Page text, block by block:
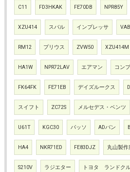
C11 FD3HKAK FE70DB NPR85Y
XZU414 スバル インプレッサ VAB
RM12 プリウス ZVW50 XZU414M
HA1W NPR72LAV エアマン コン
FK64FK FE71EB デイズルークス
スイフト ZC72S メルセデス・ベンツ
U61T KGC30 パッソ ADバン
HA4 NKR71ED FE83DJZ 丸山製作
S210V ラジエター トヨタ ランドク